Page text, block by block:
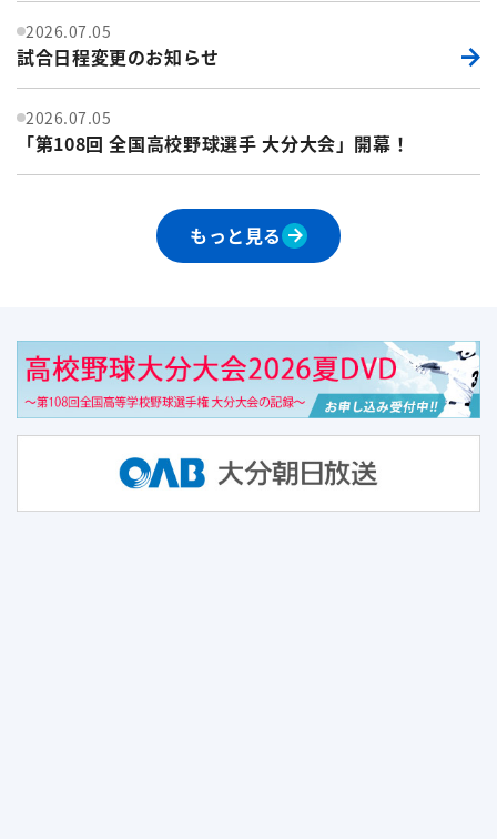
2026.07.05
試合日程変更のお知らせ
2026.07.05
「第108回 全国高校野球選手 大分大会」開幕！
もっと見る